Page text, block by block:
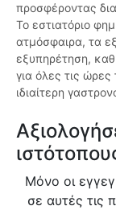
προσφέροντας
Το εστιατόριο
ατμόσφαιρα, τα
εξυπηρέτηση,
για όλες τις
ιδιαίτερη
Μόνο οι
σε αυτές τις